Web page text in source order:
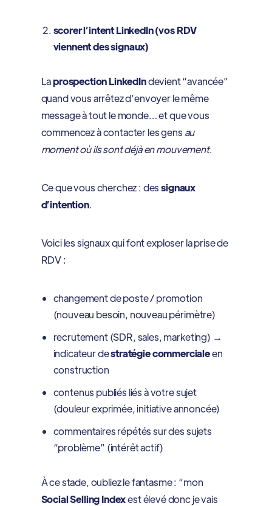
scorer l’intent LinkedIn (vos RDV
viennent des signaux)
Laprospection LinkedIndevient “avancée”
quand vous arrêtez d’envoyer le même
message à tout le monde… et que vous
commencez à contacter les gens au
moment où ils sont déjà en mouvement.
Ce que vous cherchez : dessignaux
d’intention.
Voici les signaux qui font exploser la prise de
RDV :
changement de poste / promotion
(nouveau besoin, nouveau périmètre)
recrutement (SDR, sales, marketing) →
indicateur destratégie commercialeen
construction
contenus publiés liés à votre sujet
(douleur exprimée, initiative annoncée)
commentaires répétés sur des sujets
“problème” (intérêt actif)
À ce stade, oubliez le fantasme : “mon
Social Selling Indexest élevé donc je vais